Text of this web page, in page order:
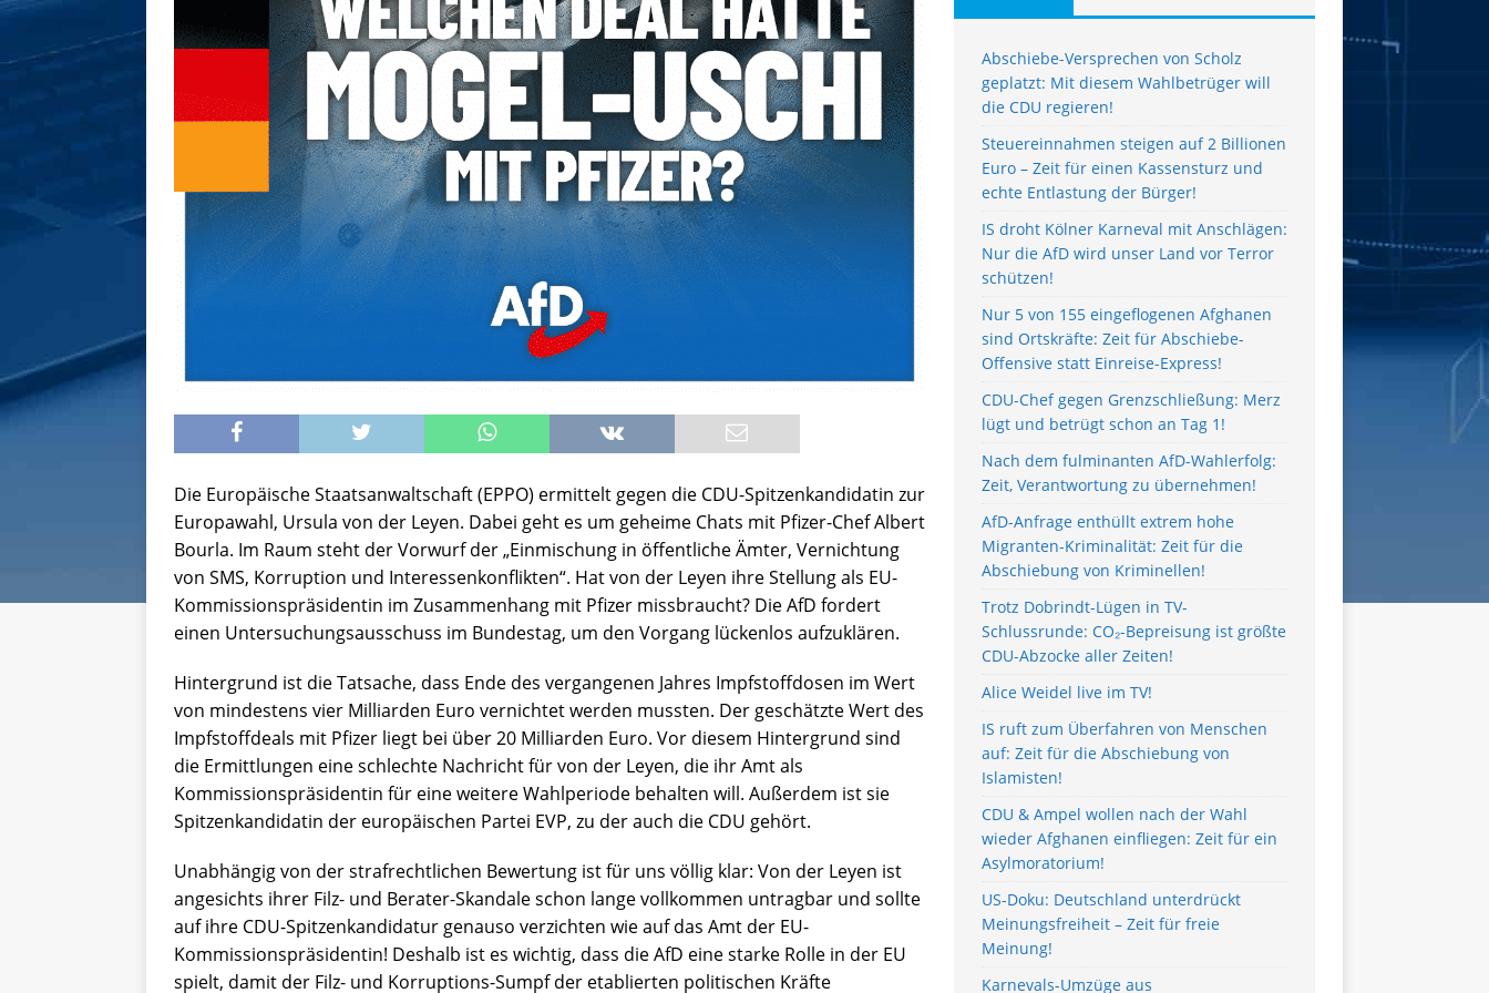
Die Europäische Staatsanwaltschaft (EPPO) ermittelt gegen die CDU-Spitzenkandidatin zur
Europawahl, Ursula von der Leyen. Dabei geht es um geheime Chats mit Pfizer-Chef Albert
Bourla. Im Raum steht der Vorwurf der „Einmischung in öffentliche Ämter, Vernichtung
von SMS, Korruption und Interessenkonflikten“. Hat von der Leyen ihre Stellung als EU-
Kommissionspräsidentin im Zusammenhang mit Pfizer missbraucht? Die AfD fordert
einen Untersuchungsausschuss im Bundestag, um den Vorgang lückenlos aufzuklären.
Hintergrund ist die Tatsache, dass Ende des vergangenen Jahres Impfstoffdosen im Wert
von mindestens vier Milliarden Euro vernichtet werden mussten. Der geschätzte Wert des
Impfstoffdeals mit Pfizer liegt bei über 20 Milliarden Euro. Vor diesem Hintergrund sind
die Ermittlungen eine schlechte Nachricht für von der Leyen, die ihr Amt als
Kommissionspräsidentin für eine weitere Wahlperiode behalten will. Außerdem ist sie
Spitzenkandidatin der europäischen Partei EVP, zu der auch die CDU gehört.
Unabhängig von der strafrechtlichen Bewertung ist für uns völlig klar: Von der Leyen ist
angesichts ihrer Filz- und Berater-Skandale schon lange vollkommen untragbar und sollte
auf ihre CDU-Spitzenkandidatur genauso verzichten wie auf das Amt der EU-
Kommissionspräsidentin! Deshalb ist es wichtig, dass die AfD eine starke Rolle in der EU
spielt, damit der Filz- und Korruptions-Sumpf der etablierten politischen Kräfte
Abschiebe-Versprechen von Scholz
geplatzt: Mit diesem Wahlbetrüger will
die CDU regieren!
Steuereinnahmen steigen auf 2 Billionen
Euro – Zeit für einen Kassensturz und
echte Entlastung der Bürger!
IS droht Kölner Karneval mit Anschlägen:
Nur die AfD wird unser Land vor Terror
schützen!
Nur 5 von 155 eingeflogenen Afghanen
sind Ortskräfte: Zeit für Abschiebe-
Offensive statt Einreise-Express!
CDU-Chef gegen Grenzschließung: Merz
lügt und betrügt schon an Tag 1!
Nach dem fulminanten AfD-Wahlerfolg:
Zeit, Verantwortung zu übernehmen!
AfD-Anfrage enthüllt extrem hohe
Migranten-Kriminalität: Zeit für die
Abschiebung von Kriminellen!
Trotz Dobrindt-Lügen in TV-
Schlussrunde: CO₂-Bepreisung ist größte
CDU-Abzocke aller Zeiten!
Alice Weidel live im TV!
IS ruft zum Überfahren von Menschen
auf: Zeit für die Abschiebung von
Islamisten!
CDU & Ampel wollen nach der Wahl
wieder Afghanen einfliegen: Zeit für ein
Asylmoratorium!
US-Doku: Deutschland unterdrückt
Meinungsfreiheit – Zeit für freie
Meinung!
Karnevals-Umzüge aus